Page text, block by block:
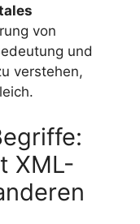
von
und
verstehen,
XML-